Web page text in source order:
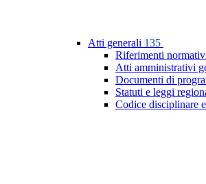
Atti generali 135
Riferimenti
Atti amministrativi
Documenti di
Statuti e leggi
Codice disciplinare